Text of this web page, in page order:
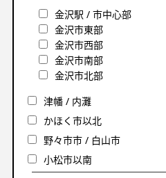
金沢駅 / 市中心部
金沢市東部
金沢市西部
金沢市南部
金沢市北部
津幡 / 内灘
かほく市以北
野々市市 / 白山市
小松市以南